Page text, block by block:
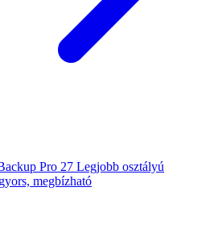
Pro 27 Legjobb osztályú
megbízható